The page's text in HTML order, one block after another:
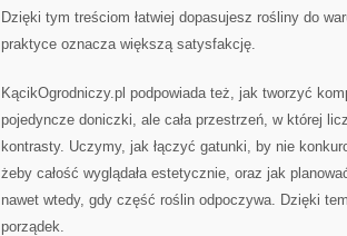
Dzięki tym treściom łatwiej dopasujesz rośliny do
praktyce oznacza większą satysfakcję.
KącikOgrodniczy.pl podpowiada też, jak tworzyć
pojedyncze doniczki, ale cała przestrzeń, w której
kontrasty. Uczymy, jak łączyć gatunki, by nie
żeby całość wyglądała estetycznie, oraz jak
nawet wtedy, gdy część roślin odpoczywa. Dzięki
porządek.